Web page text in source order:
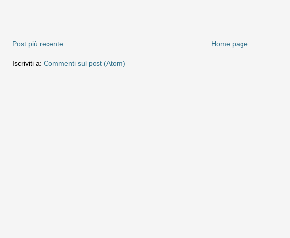
Post più recente Home page
Iscriviti a: Commenti sul post (Atom)